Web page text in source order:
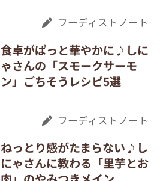
フーディストノート
食卓がぱっと華やかに♪しに
ゃさんの「スモークサーモ
ン」ごちそうレシピ5選
フーディストノート
ねっとり感がたまらない♪し
にゃさんに教わる「里芋とお